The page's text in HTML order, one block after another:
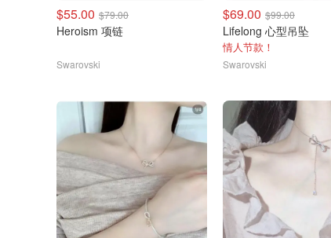
$55.00 $79.00
Heroism 项链
Swarovski
$69.00 $99.00
Lifelong 心型吊坠
情人节款！
Swarovski